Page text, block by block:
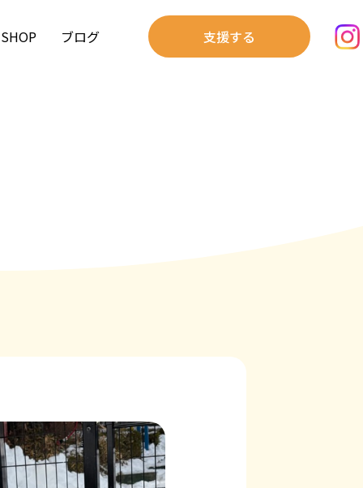
SHOP ブログ 支援する